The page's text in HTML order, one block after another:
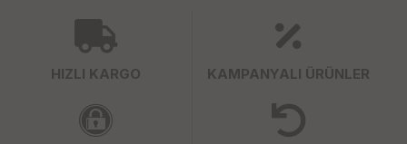
HIZLI KARGO KAMPANYALI ÜRÜNLER